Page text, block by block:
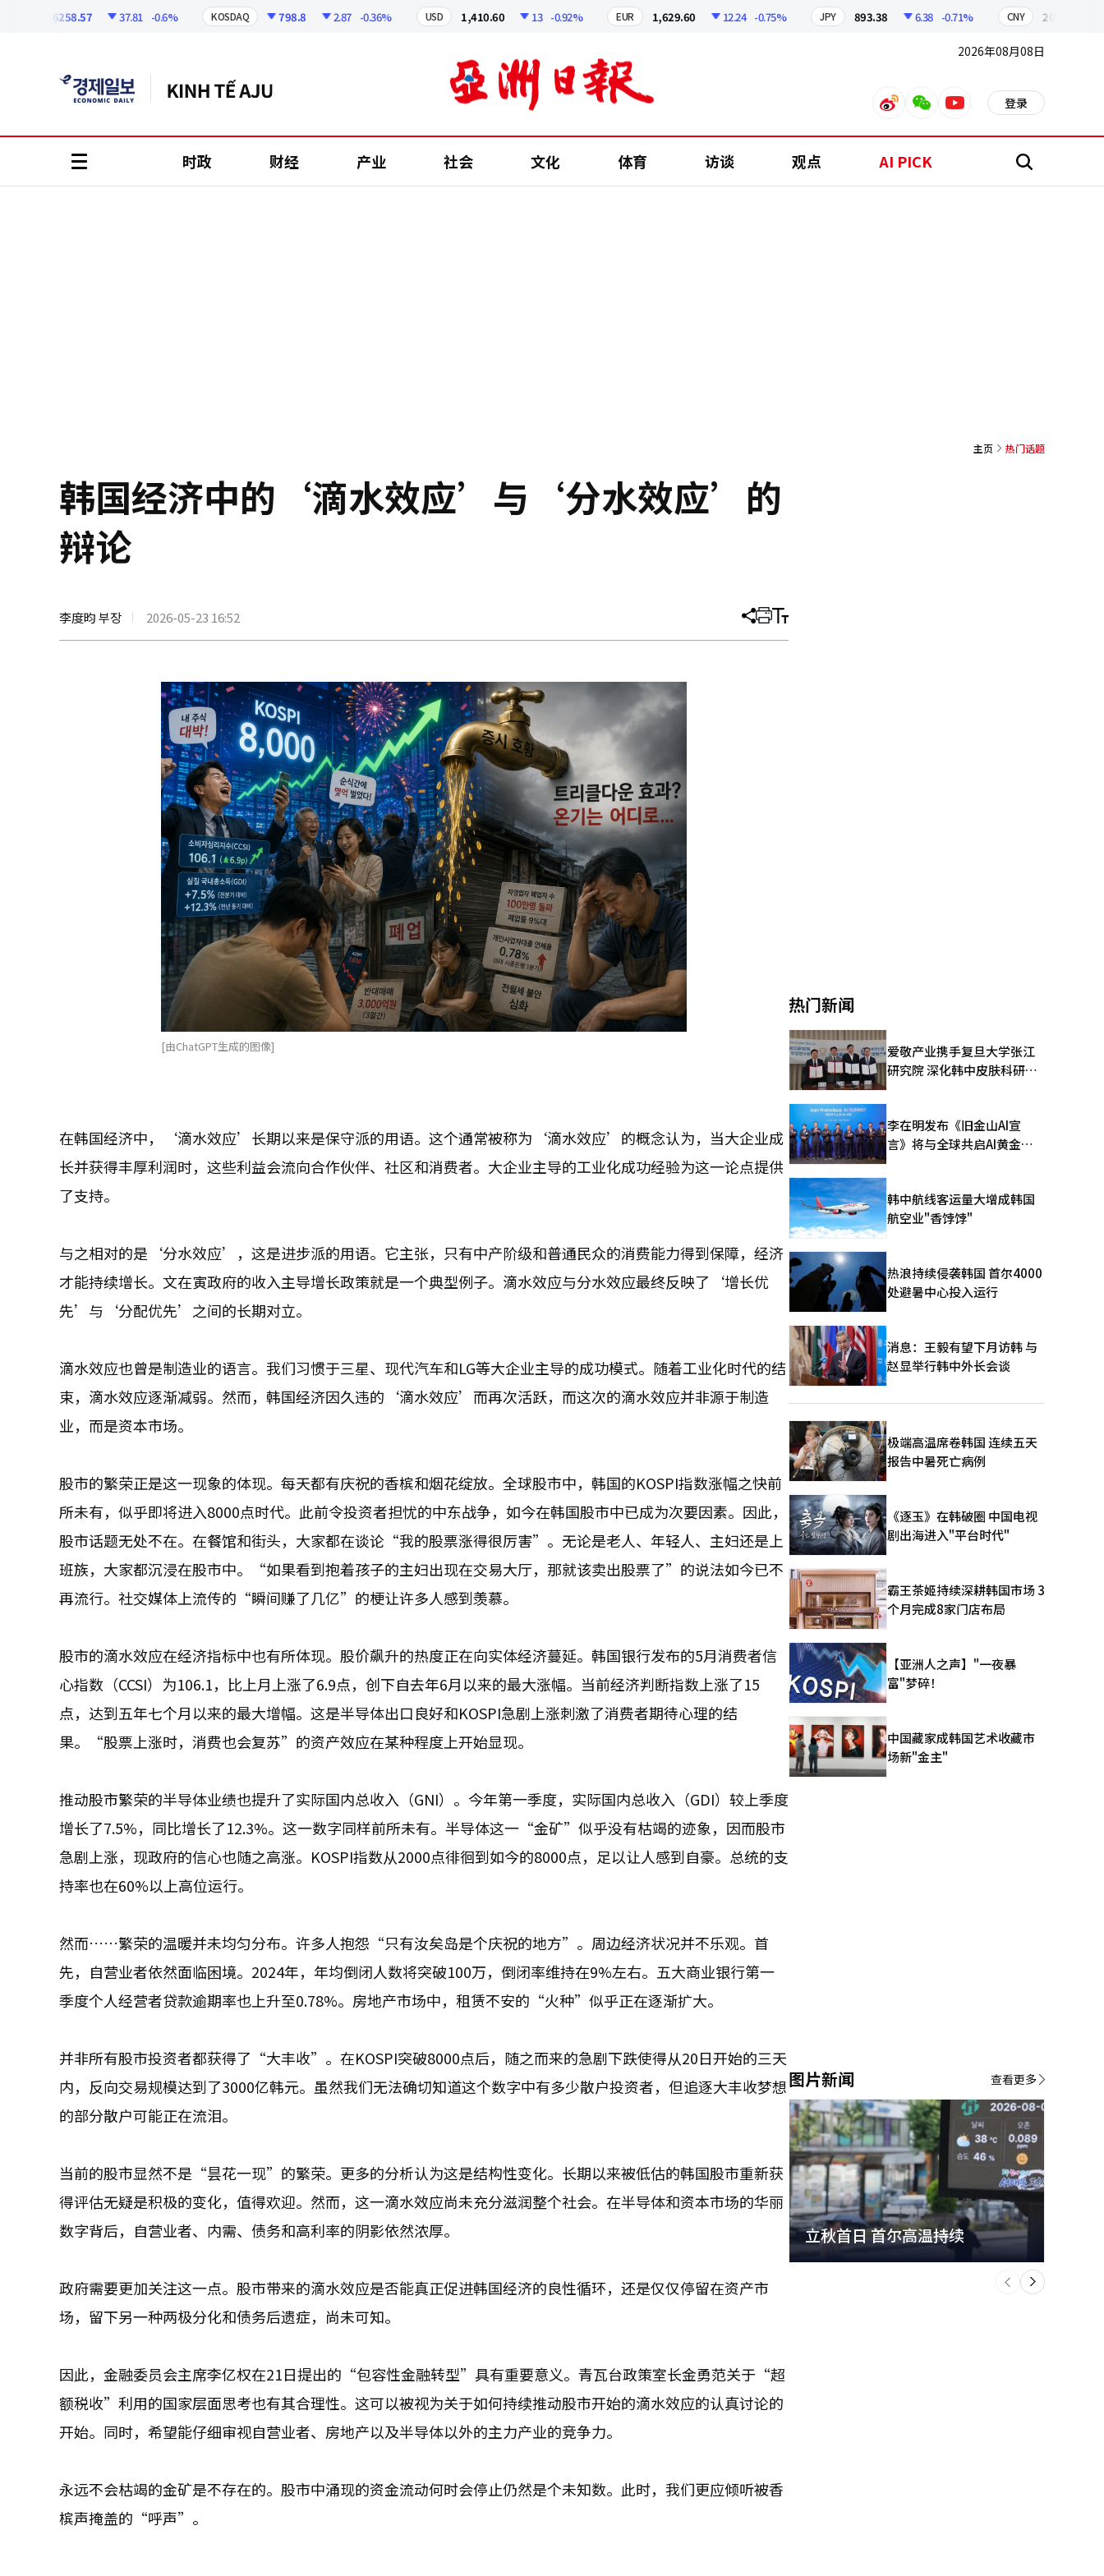
6258.57 37.81 -0.6% KOSDAQ 798.8 2.87 -0.36% USD 1,410.60 13 -0.92% EUR 1,629.60 12.24 -0.75% JPY 893.38 6.38 -0.71% CNY 209.17
2026年08月08日
weiboweixinyoutube 登录
时政 财经 产业 社会 文化 体育 访谈 观点 AI PICK 搜
主页 热门话题
韩国经济中的‘滴水效应’与‘分水效应’的
辩论
李度昀 부장 2026-05-23 16:52 分
文
打 调
大
[由ChatGPT生成的图像]
在韩国经济中，‘滴水效应’长期以来是保守派的用语。这个通常被称为‘滴水效应’的概念认为，当大企业成
长并获得丰厚利润时，这些利益会流向合作伙伴、社区和消费者。大企业主导的工业化成功经验为这一论点提供
了支持。
与之相对的是‘分水效应’，这是进步派的用语。它主张，只有中产阶级和普通民众的消费能力得到保障，经济
才能持续增长。文在寅政府的收入主导增长政策就是一个典型例子。滴水效应与分水效应最终反映了‘增长优
先’与‘分配优先’之间的长期对立。
滴水效应也曾是制造业的语言。我们习惯于三星、现代汽车和LG等大企业主导的成功模式。随着工业化时代的结
束，滴水效应逐渐减弱。然而，韩国经济因久违的‘滴水效应’而再次活跃，而这次的滴水效应并非源于制造
业，而是资本市场。
股市的繁荣正是这一现象的体现。每天都有庆祝的香槟和烟花绽放。全球股市中，韩国的KOSPI指数涨幅之快前
所未有，似乎即将进入8000点时代。此前令投资者担忧的中东战争，如今在韩国股市中已成为次要因素。因此，
股市话题无处不在。在餐馆和街头，大家都在谈论“我的股票涨得很厉害”。无论是老人、年轻人、主妇还是上
班族，大家都沉浸在股市中。“如果看到抱着孩子的主妇出现在交易大厅，那就该卖出股票了”的说法如今已不
再流行。社交媒体上流传的“瞬间赚了几亿”的梗让许多人感到羡慕。
股市的滴水效应在经济指标中也有所体现。股价飙升的热度正在向实体经济蔓延。韩国银行发布的5月消费者信
心指数（CCSI）为106.1，比上月上涨了6.9点，创下自去年6月以来的最大涨幅。当前经济判断指数上涨了15
点，达到五年七个月以来的最大增幅。这是半导体出口良好和KOSPI急剧上涨刺激了消费者期待心理的结
果。“股票上涨时，消费也会复苏”的资产效应在某种程度上开始显现。
推动股市繁荣的半导体业绩也提升了实际国内总收入（GNI）。今年第一季度，实际国内总收入（GDI）较上季度
增长了7.5%，同比增长了12.3%。这一数字同样前所未有。半导体这一“金矿”似乎没有枯竭的迹象，因而股市
急剧上涨，现政府的信心也随之高涨。KOSPI指数从2000点徘徊到如今的8000点，足以让人感到自豪。总统的支
持率也在60%以上高位运行。
然而……繁荣的温暖并未均匀分布。许多人抱怨“只有汝矣岛是个庆祝的地方”。周边经济状况并不乐观。首
先，自营业者依然面临困境。2024年，年均倒闭人数将突破100万，倒闭率维持在9%左右。五大商业银行第一
季度个人经营者贷款逾期率也上升至0.78%。房地产市场中，租赁不安的“火种”似乎正在逐渐扩大。
并非所有股市投资者都获得了“大丰收”。在KOSPI突破8000点后，随之而来的急剧下跌使得从20日开始的三天
内，反向交易规模达到了3000亿韩元。虽然我们无法确切知道这个数字中有多少散户投资者，但追逐大丰收梦想
的部分散户可能正在流泪。
当前的股市显然不是“昙花一现”的繁荣。更多的分析认为这是结构性变化。长期以来被低估的韩国股市重新获
得评估无疑是积极的变化，值得欢迎。然而，这一滴水效应尚未充分滋润整个社会。在半导体和资本市场的华丽
数字背后，自营业者、内需、债务和高利率的阴影依然浓厚。
政府需要更加关注这一点。股市带来的滴水效应是否能真正促进韩国经济的良性循环，还是仅仅停留在资产市
场，留下另一种两极分化和债务后遗症，尚未可知。
因此，金融委员会主席李亿权在21日提出的“包容性金融转型”具有重要意义。青瓦台政策室长金勇范关于“超
额税收”利用的国家层面思考也有其合理性。这可以被视为关于如何持续推动股市开始的滴水效应的认真讨论的
开始。同时，希望能仔细审视自营业者、房地产以及半导体以外的主力产业的竞争力。
永远不会枯竭的金矿是不存在的。股市中涌现的资金流动何时会停止仍然是个未知数。此时，我们更应倾听被香
槟声掩盖的“呼声”。
热门新闻
爱敬产业携手复旦大学张江
研究院 深化韩中皮肤科研合
李在明发布《旧金山AI宣
言》将与全球共启AI黄金时
韩中航线客运量大增成韩国
航空业"香饽饽"
热浪持续侵袭韩国 首尔4000
处避暑中心投入运行
消息：王毅有望下月访韩 与
赵显举行韩中外长会谈
极端高温席卷韩国 连续五天
报告中暑死亡病例
《逐玉》在韩破圈 中国电视
剧出海进入"平台时代"
霸王茶姬持续深耕韩国市场 3
个月完成8家门店布局
【亚洲人之声】"一夜暴
富"梦碎！
中国藏家成韩国艺术收藏市
场新"金主"
图片新闻
立秋首日 首尔高温持续
下
一
个
查看更多